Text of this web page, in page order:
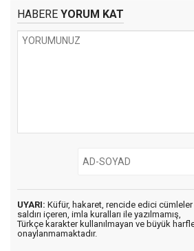
HABERE YORUM KAT
UYARI: Küfür, hakaret, rencide edici
saldırı içeren, imla kuralları ile yazılmamış,
Türkçe karakter kullanılmayan ve büyük
onaylanmamaktadır.